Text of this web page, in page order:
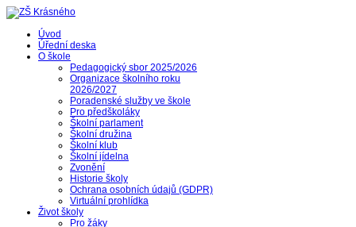
Úvod
Úřední deska
O škole
Pedagogický sbor 2025/2026
Organizace školního roku
2026/2027
Poradenské služby ve škole
Pro předškoláky
Školní parlament
Školní družina
Školní klub
Školní jídelna
Zvonění
Historie školy
Ochrana osobních údajů (GDPR)
Virtuální prohlídka
Život školy
Pro žáky